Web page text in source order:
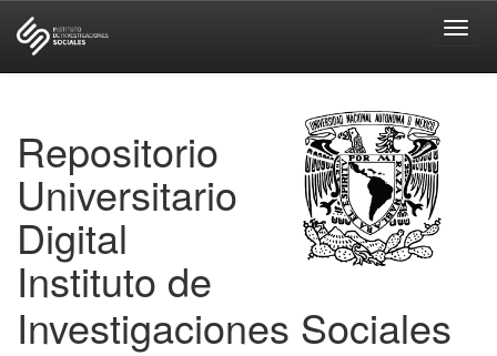
Repositorio
Universitario
Digital
Instituto de
Investigaciones Sociales